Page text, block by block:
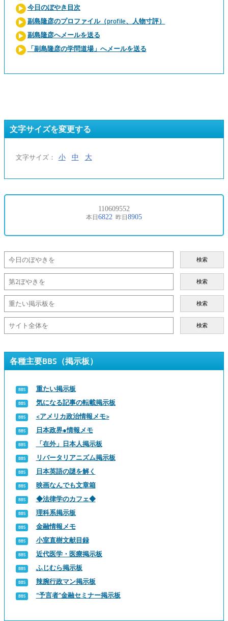
今日のぼやき目次
副島隆彦のプロファイル（profile、人物寸評）
副島隆彦へメールを送る
「副島隆彦の学問道場」へメールを送る
文字サイズを変更する
文字サイズ： 小 中 大
検索
検索
検索
検索
各種主要BBS（掲示板）
重たい掲示板
気になる記事の転載掲示板
<アメリカ政治情報メモ>
日本政界●情報メモ
「在外」日本人掲示板
リバータリアニズム掲示板
日本英語の謎を解く
映画なんでも文章箱
◆法律学のカフェ◆
理科系掲示板
金融情報メモ
小室直樹文献目録
近代医学・医療掲示板
ふじむら掲示板
辣腕行政マン掲示板
“予言者”金融セミナー掲示板